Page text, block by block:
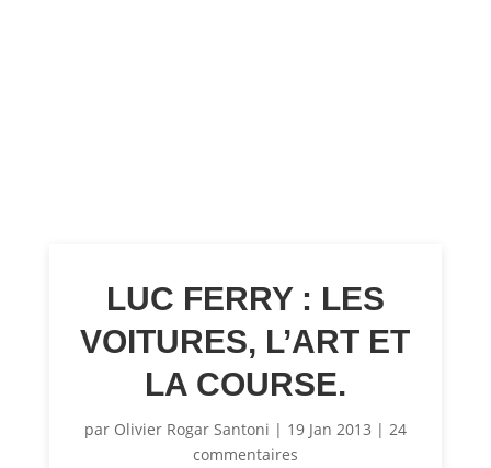
LUC FERRY : LES
VOITURES, L’ART ET
LA COURSE.
par Olivier Rogar Santoni | 19 Jan 2013 | 24
commentaires